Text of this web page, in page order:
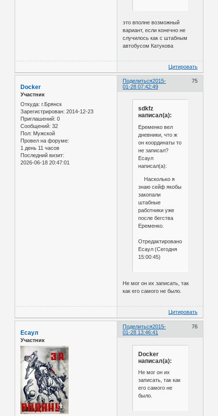
это вполне возможный
вариант, если конечно не
случилось как с штабным
автобусом Катукова
Цитировать
Поделиться 75
2015-
01-28 07:42:49
Docker
Участник
Откуда: г.Брянск
Зарегистрирован: 2014-12-23
Приглашений: 0
Сообщений: 32
Пол: Мужской
Провел на форуме:
1 день 11 часов
Последний визит:
2026-06-18 20:47:01
sdkfz
написал(а):
Еременко вел
дневники, что ж
он координаты то
не записал?
Есаул
написал(а):
Насколько я
знаю сейф якобы
закопали
штабные
работники уже
после бегства
Еременко.
Отредактировано
Есаул (Сегодня
15:00:45)
Не мог он их записать, так
как его самого не было.
Цитировать
Поделиться 76
2015-
01-28 13:46:41
Есаул
Участник
Docker
написал(а):
Не мог он их
записать, так как
его самого не
было.